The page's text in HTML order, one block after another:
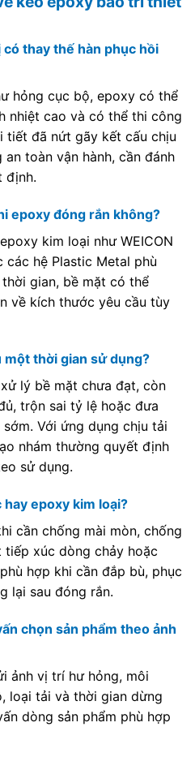
thay thế hàn phục hồi
hỏng cục bộ, epoxy có thể
nhiệt cao và có thể thi công
tiết đã nứt gãy kết cấu chịu
toàn vận hành, cần đánh
định.
epoxy đóng rắn không?
kim loại như WEICON
các hệ Plastic Metal phù
gian, bề mặt có thể
về kích thước yêu cầu tùy
một thời gian sử dụng?
lý bề mặt chưa đạt, còn
trộn sai tỷ lệ hoặc đưa
Với ứng dụng chịu tải
nhám thường quyết định
sử dụng.
epoxy kim loại?
cần chống mài mòn, chống
tiếp xúc dòng chảy hoặc
hợp khi cần đắp bù, phục
lại sau đóng rắn.
chọn sản phẩm theo ảnh
ảnh vị trí hư hỏng, môi
loại tải và thời gian dừng
dòng sản phẩm phù hợp